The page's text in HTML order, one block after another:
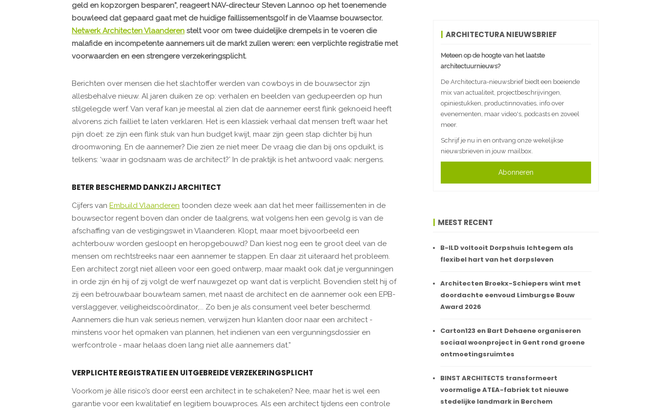
geld en kopzorgen besparen”, reageert NAV-directeur Steven Lannoo op het toenemende
bouwleed dat gepaard gaat met de huidige faillissementsgolf in de Vlaamse bouwsector.
Netwerk Architecten Vlaanderen stelt voor om twee duidelijke drempels in te voeren die
malafide en incompetente aannemers uit de markt zullen weren: een verplichte registratie met
voorwaarden en een strengere verzekeringsplicht.
Berichten over mensen die het slachtoffer werden van cowboys in de bouwsector zijn
allesbehalve nieuw. Al jaren duiken ze op: verhalen en beelden van gedupeerden op hun
stilgelegde werf. Van veraf kan je meestal al zien dat de aannemer eerst flink geknoeid heeft
alvorens zich failliet te laten verklaren. Het is een klassiek verhaal dat mensen treft waar het
pijn doet: ze zijn een flink stuk van hun budget kwijt, maar zijn geen stap dichter bij hun
droomwoning. En de aannemer? Die zien ze niet meer. De vraag die dan bij ons opduikt, is
telkens: ‘waar in godsnaam was de architect?’ In de praktijk is het antwoord vaak: nergens.
BETER BESCHERMD DANKZIJ ARCHITECT
Cijfers van Embuild Vlaanderen toonden deze week aan dat het meer faillissementen in de
bouwsector regent boven dan onder de taalgrens, wat volgens hen een gevolg is van de
afschaffing van de vestigingswet in Vlaanderen. Klopt, maar moet bijvoorbeeld een
achterbouw worden gesloopt en heropgebouwd? Dan kiest nog een te groot deel van de
mensen om rechtstreeks naar een aannemer te stappen. En daar zit uiteraard het probleem.
Een architect zorgt niet alleen voor een goed ontwerp, maar maakt ook dat je vergunningen
in orde zijn én hij of zij volgt de werf nauwgezet op want dat is verplicht. Bovendien stelt hij of
zij een betrouwbaar bouwteam samen, met naast de architect en de aannemer ook een EPB-
verslaggever, veiligheidscoördinator,... Zo ben je als consument veel beter beschermd.
Aannemers die hun vak serieus nemen, verwijzen hun klanten door naar een architect -
minstens voor het opmaken van plannen, het indienen van een vergunningsdossier en
werfcontrole - maar helaas doen lang niet alle aannemers dat.”
VERPLICHTE REGISTRATIE EN UITGEBREIDE VERZEKERINGSPLICHT
Voorkom je àlle risico’s door eerst een architect in te schakelen? Nee, maar het is wel een
garantie voor een kwalitatief en legitiem bouwproces. Als een architect tijdens een controle
ARCHITECTURA NIEUWSBRIEF
Meteen op de hoogte van het laatste
architectuurnieuws?
De Architectura-nieuwsbrief biedt een boeiende
mix van actualiteit, projectbeschrijvingen,
opiniestukken, productinnovaties, info over
evenementen, maar video's, podcasts en zoveel
meer.
Schrijf je nu in en ontvang onze wekelijkse
nieuwsbrieven in jouw mailbox.
Abonneren
MEEST RECENT
B-ILD voltooit Dorpshuis Ichtegem als
flexibel hart van het dorpsleven
Architecten Broekx-Schiepers wint met
doordachte eenvoud Limburgse Bouw
Award 2026
Carton123 en Bart Dehaene organiseren
sociaal woonproject in Gent rond groene
ontmoetingsruimtes
BINST ARCHITECTS transformeert
voormalige ATEA-fabriek tot nieuwe
stedelijke landmark in Berchem